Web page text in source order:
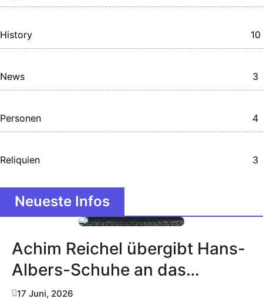
History 10
News 3
Personen 4
Reliquien 3
Neueste Infos
Achim Reichel übergibt Hans-
Albers-Schuhe an das
Museum ohne Mauern
17 Juni, 2026